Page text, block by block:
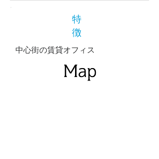
特
徴
中心街の賃貸オフィス